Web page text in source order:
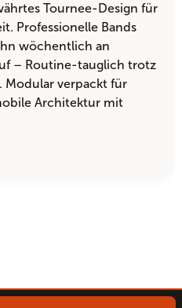
Tournee-Design für
Professionelle Bands
wöchentlich an
– Routine-tauglich trotz
Modular verpackt für
Architektur mit